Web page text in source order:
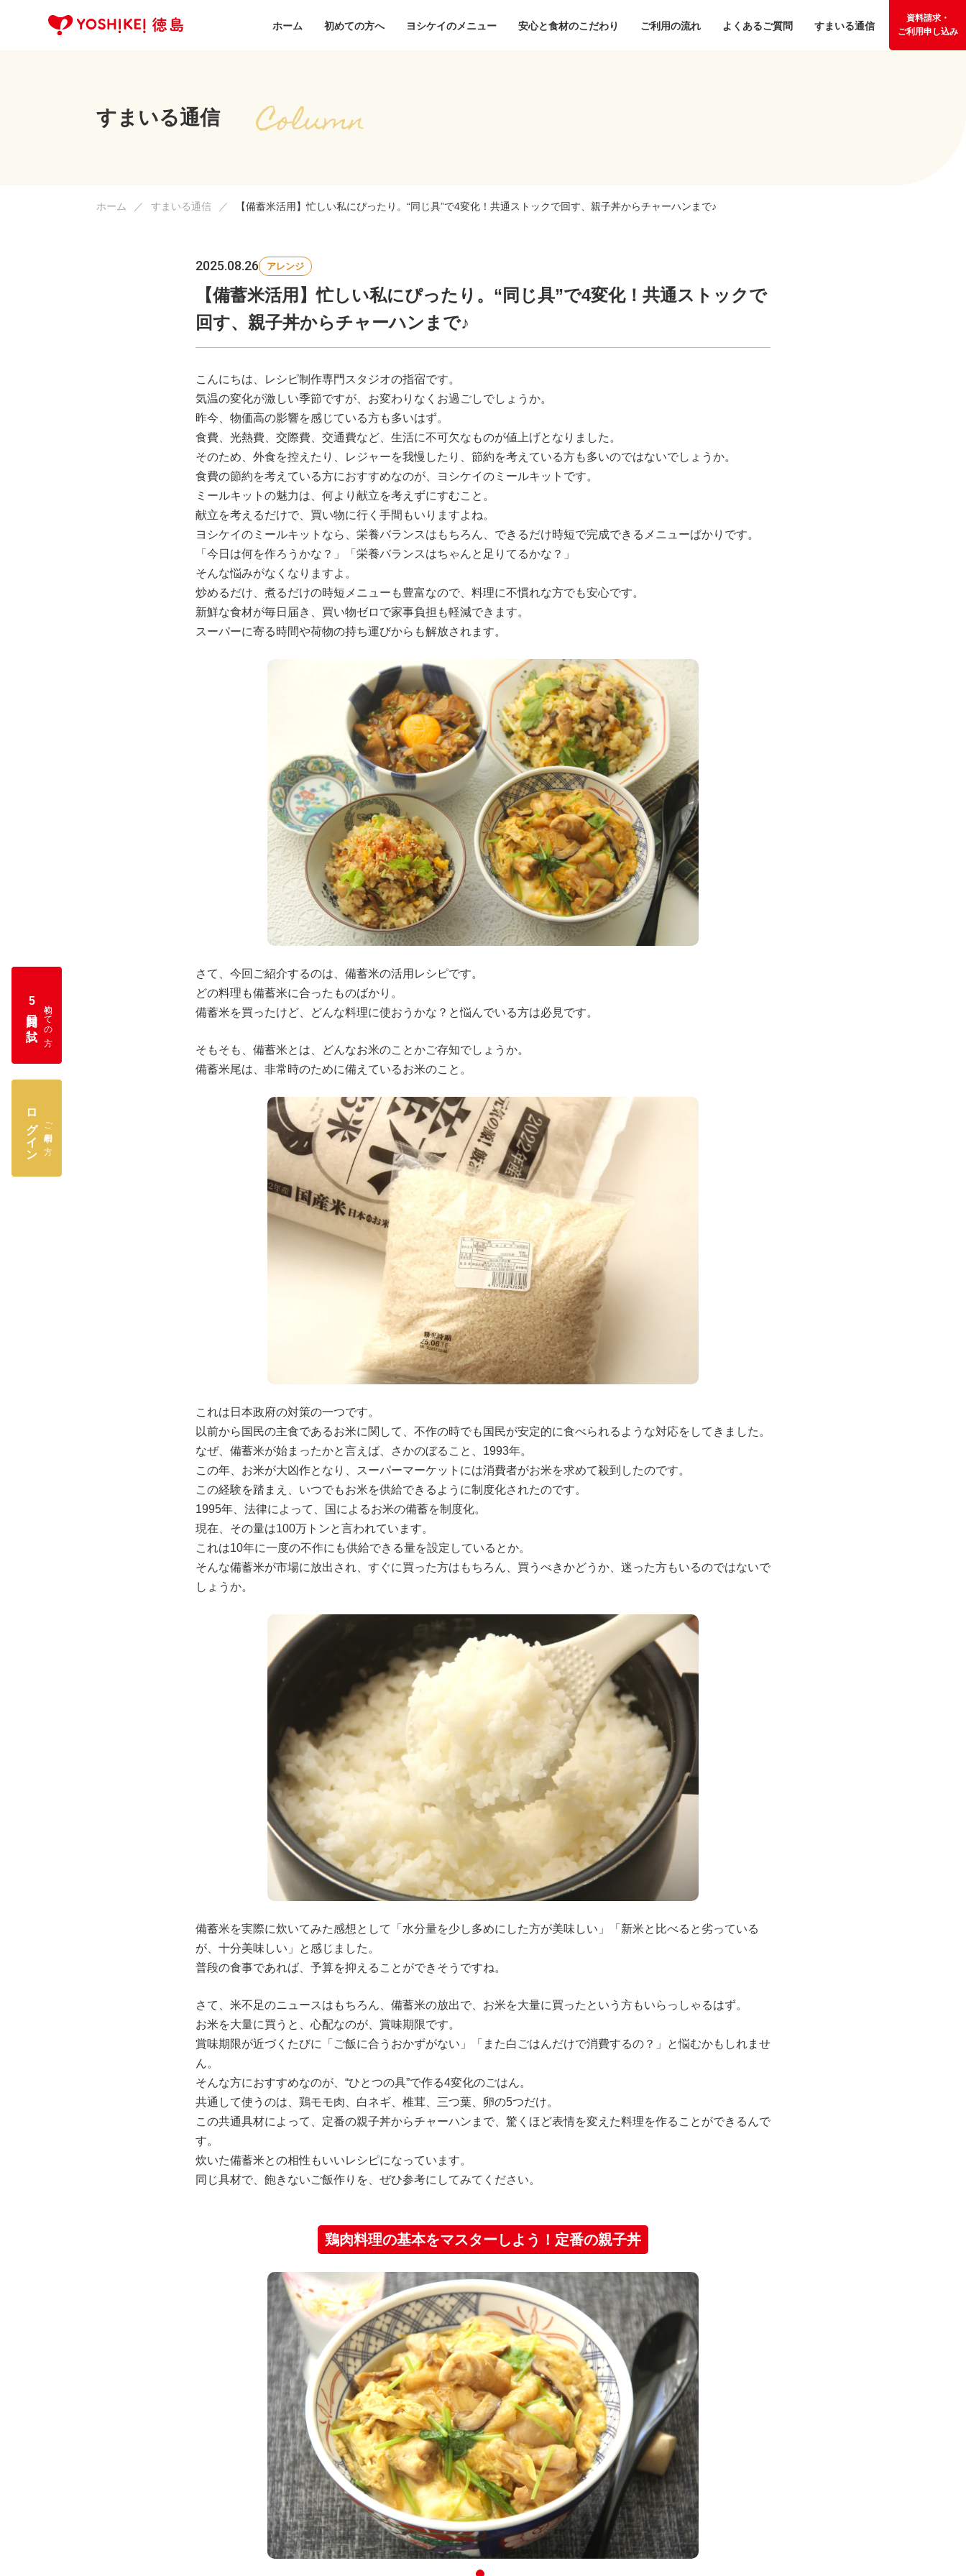
ホーム 初めての方へ ヨシケイのメニュー 安心と食材のこだわり ご利用の流れ よくあるご質問 すまいる通信
資料請求・
ご利用申し込み
初めての方
5
日間お試し
ご利用中の方
ログイン
すまいる通信
ホーム すまいる通信 【備蓄米活用】忙しい私にぴったり。“同じ具”で4変化！共通ストックで回す、親子丼からチャーハンまで♪
2025.08.26 アレンジ
【備蓄米活用】忙しい私にぴったり。“同じ具”で4変化！共通ストックで
回す、親子丼からチャーハンまで♪
こんにちは、レシピ制作専門スタジオの指宿です。
気温の変化が激しい季節ですが、お変わりなくお過ごしでしょうか。
昨今、物価高の影響を感じている方も多いはず。
食費、光熱費、交際費、交通費など、生活に不可欠なものが値上げとなりました。
そのため、外食を控えたり、レジャーを我慢したり、節約を考えている方も多いのではないでしょうか。
食費の節約を考えている方におすすめなのが、ヨシケイのミールキットです。
ミールキットの魅力は、何より献立を考えずにすむこと。
献立を考えるだけで、買い物に行く手間もいりますよね。
ヨシケイのミールキットなら、栄養バランスはもちろん、できるだけ時短で完成できるメニューばかりです。
「今日は何を作ろうかな？」「栄養バランスはちゃんと足りてるかな？」
そんな悩みがなくなりますよ。
炒めるだけ、煮るだけの時短メニューも豊富なので、料理に不慣れな方でも安心です。
新鮮な食材が毎日届き、買い物ゼロで家事負担も軽減できます。
スーパーに寄る時間や荷物の持ち運びからも解放されます。
さて、今回ご紹介するのは、備蓄米の活用レシピです。
どの料理も備蓄米に合ったものばかり。
備蓄米を買ったけど、どんな料理に使おうかな？と悩んでいる方は必見です。
そもそも、備蓄米とは、どんなお米のことかご存知でしょうか。
備蓄米尾は、非常時のために備えているお米のこと。
これは日本政府の対策の一つです。
以前から国民の主食であるお米に関して、不作の時でも国民が安定的に食べられるような対応をしてきました。
なぜ、備蓄米が始まったかと言えば、さかのぼること、1993年。
この年、お米が大凶作となり、スーパーマーケットには消費者がお米を求めて殺到したのです。
この経験を踏まえ、いつでもお米を供給できるように制度化されたのです。
1995年、法律によって、国によるお米の備蓄を制度化。
現在、その量は100万トンと言われています。
これは10年に一度の不作にも供給できる量を設定しているとか。
そんな備蓄米が市場に放出され、すぐに買った方はもちろん、買うべきかどうか、迷った方もいるのではないで
しょうか。
備蓄米を実際に炊いてみた感想として「水分量を少し多めにした方が美味しい」「新米と比べると劣っている
が、十分美味しい」と感じました。
普段の食事であれば、予算を抑えることができそうですね。
さて、米不足のニュースはもちろん、備蓄米の放出で、お米を大量に買ったという方もいらっしゃるはず。
お米を大量に買うと、心配なのが、賞味期限です。
賞味期限が近づくたびに「ご飯に合うおかずがない」「また白ごはんだけで消費するの？」と悩むかもしれませ
ん。
そんな方におすすめなのが、“ひとつの具”で作る4変化のごはん。
共通して使うのは、鶏モモ肉、白ネギ、椎茸、三つ葉、卵の5つだけ。
この共通具材によって、定番の親子丼からチャーハンまで、驚くほど表情を変えた料理を作ることができるんで
す。
炊いた備蓄米との相性もいいレシピになっています。
同じ具材で、飽きないご飯作りを、ぜひ参考にしてみてください。
鶏肉料理の基本をマスターしよう！定番の親子丼